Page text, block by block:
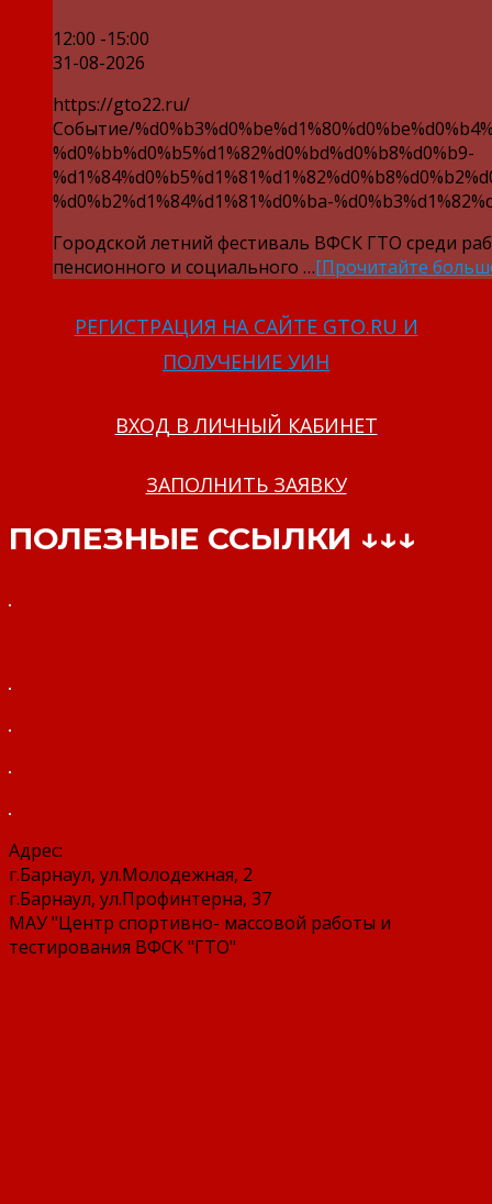
12:00 -15:00
31-08-2026
https://gto22.ru/
Событие/
%d0%bb%d0%b5%d1%82%d0%bd%d0%b8%d0%b9-
%d0%b2%d1%84%d1%81%d0%ba-
Городской летний фестиваль ВФСК ГТО среди
пенсионного и социального …[Прочитайте
РЕГИСТРАЦИЯ НА САЙТЕ GTO.RU И
ПОЛУЧЕНИЕ УИН
ВХОД В ЛИЧНЫЙ КАБИНЕТ
ЗАПОЛНИТЬ ЗАЯВКУ
ПОЛЕЗНЫЕ ССЫЛКИ ↓↓↓
Адрес:
г.Барнаул, ул.Молодежная, 2
г.Барнаул, ул.Профинтерна, 37
МАУ "Центр спортивно- массовой работы и
тестирования ВФСК "ГТО"